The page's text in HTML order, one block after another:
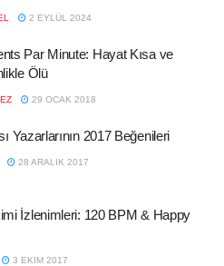
2 EYLÜL 2024
Par Minute: Hayat Kısa ve
Ölü
29 OCAK 2018
Yazarlarının 2017 Beğenileri
28 ARALIK 2017
İzlenimleri: 120 BPM & Happy
3 EKIM 2017